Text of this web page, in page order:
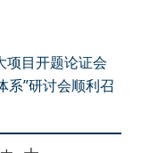
项目开题论证会
系”研讨会顺利召